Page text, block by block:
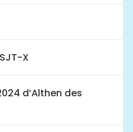
X
d’Althen des